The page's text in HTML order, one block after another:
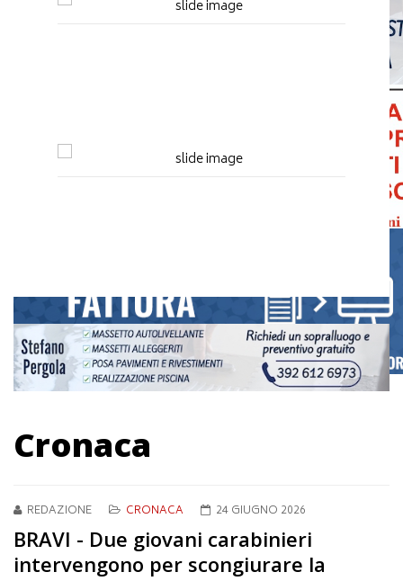
Cronaca
REDAZIONE CRONACA 24 GIUGNO 2026
BRAVI - Due giovani carabinieri
intervengono per scongiurare la